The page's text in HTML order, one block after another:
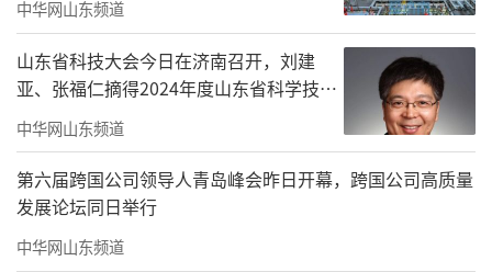
首先要理解什么是高品质的住宅。高品质
住宅包括两个方面，一个是质量，一个是功
能。这两个东西是同一个事物的两个方面。没
有质量的功能是不可能持续的。一个房子功能
很齐全，但是质量不好它就无法保证功能的正
常发挥。同样，没有功能的质量，也不能满足
当下或是今后人民群众居住的需要。因为房子
中华网山东频道
山东省科技大会今日在济南召开，刘建
亚、张福仁摘得2024年度山东省科学技术
奖最高奖！
中华网山东频道
第六届跨国公司领导人青岛峰会昨日开幕，跨国公司高质量
发展论坛同日举行
中华网山东频道